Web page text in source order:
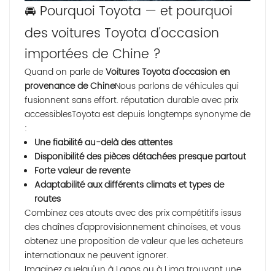
🚘 Pourquoi Toyota — et pourquoi
des voitures Toyota d'occasion
importées de Chine ?
Quand on parle deVoitures Toyota d'occasion en
provenance de ChineNous parlons de véhicules qui
fusionnent sans effort. réputation durableavec prix
accessiblesToyota est depuis longtemps synonyme de
:
Une fiabilité au-delà des attentes
Disponibilité des pièces détachées presque partout
Forte valeur de revente
Adaptabilité aux différents climats et types de
routes
Combinez ces atouts avec des prix compétitifs issus
des chaînes d'approvisionnement chinoises, et vous
obtenez une proposition de valeur que les acheteurs
internationaux ne peuvent ignorer.